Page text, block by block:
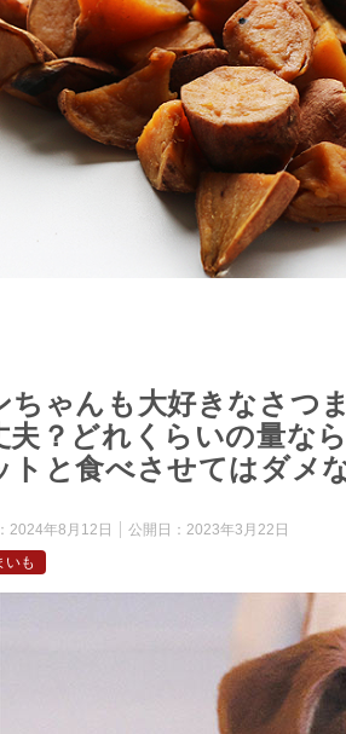
ちゃんも大好きなさつ
夫？どれくらいの量な
トと食べさせてはダメ
2024年8月12日 公開日： 2023年3月22日
いも